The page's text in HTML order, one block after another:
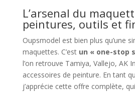
L’arsenal du
peintures, outils et
Oupsmodel est bien plus qu’une
maquettes. C’est un « one-stop
l’on retrouve Tamiya, Vallejo, AK
accessoires de peinture. En tant
j’apprécie cette offre complète,